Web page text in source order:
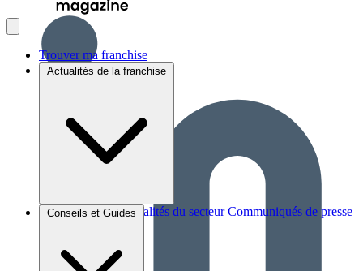
Trouver ma franchise
Actualités de la franchise
Brèves et actus Actualités du secteur Communiqués de presse
Conseils et Guides